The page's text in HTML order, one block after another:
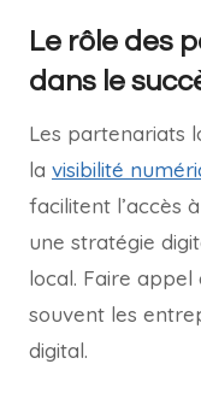
Le rôle des
dans le
Les partenariats
la visibilité
facilitent l’accès
une stratégie
local. Faire appel
souvent les
digital.